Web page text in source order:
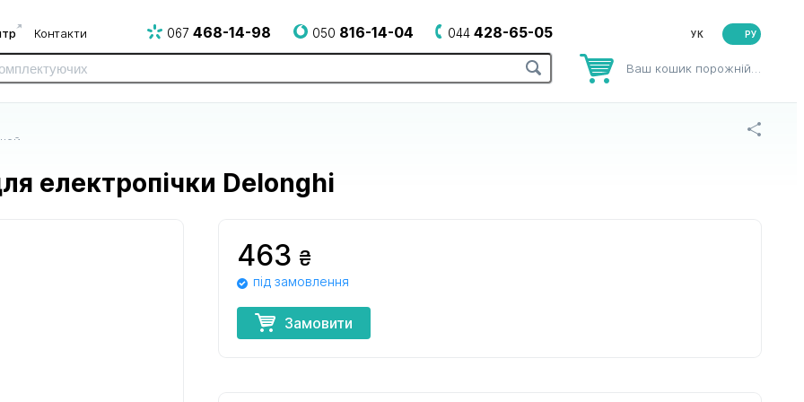
до електрогрилів
і аерогрилів
до епіляторів
Контакти РУ
067 468-14-98 050 816-14-04 044 428-65-05
Ваш кошик порожній…
електропічки Delonghi
463 ₴
під замовлення
Замовити